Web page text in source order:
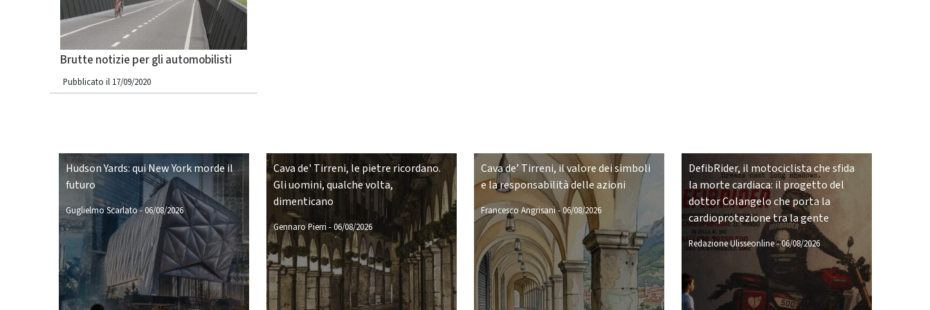
Brutte notizie per gli automobilisti
Pubblicato il 17/09/2020
Hudson Yards: qui New York morde il
futuro
Guglielmo Scarlato-06/08/2026
Cava de' Tirreni, le pietre ricordano.
Gli uomini, qualche volta,
dimenticano
Gennaro Pierri -06/08/2026
Cava de’ Tirreni, il valore dei simboli
e la responsabilità delle azioni
Francesco Angrisani-06/08/2026
DefibRider, il motociclista che sfida
la morte cardiaca: il progetto del
dottor Colangelo che porta la
cardioprotezione tra la gente
Redazione Ulisseonline-06/08/2026